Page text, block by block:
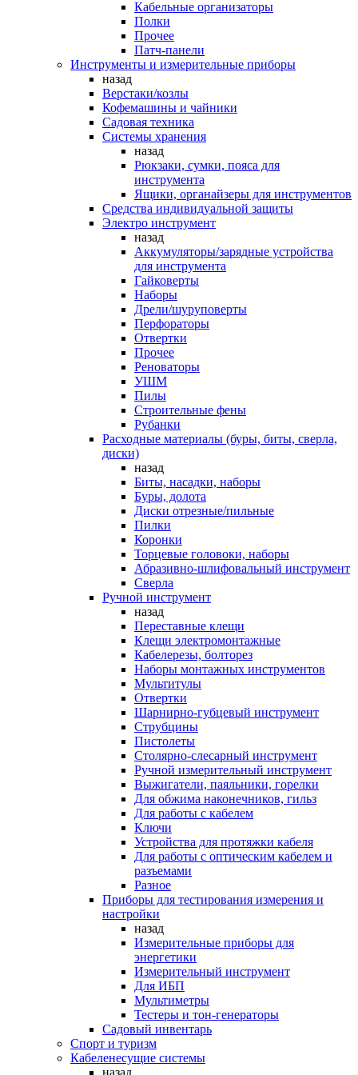
Кабельные организаторы
Полки
Прочее
Патч-панели
Инструменты и измерительные приборы
назад
Верстаки/козлы
Кофемашины и чайники
Садовая техника
Системы хранения
назад
Рюкзаки, сумки, пояса для
инструмента
Ящики, органайзеры для инструментов
Средства индивидуальной защиты
Электро инструмент
назад
Аккумуляторы/зарядные устройства
для инструмента
Гайковерты
Наборы
Дрели/шуруповерты
Перфораторы
Отвертки
Прочее
Реноваторы
УШМ
Пилы
Строительные фены
Рубанки
Расходные материалы (буры, биты, сверла,
диски)
назад
Биты, насадки, наборы
Буры, долота
Диски отрезные/пильные
Пилки
Коронки
Торцевые головоки, наборы
Абразивно-шлифовальный инструмент
Сверла
Ручной инструмент
назад
Переставные клещи
Клещи электромонтажные
Кабелерезы, болторез
Наборы монтажных инструментов
Мультитулы
Отвертки
Шарнирно-губцевый инструмент
Струбцины
Пистолеты
Столярно-слесарный инструмент
Ручной измерительный инструмент
Выжигатели, паяльники, горелки
Для обжима наконечников, гильз
Для работы с кабелем
Ключи
Устройства для протяжки кабеля
Для работы с оптическим кабелем и
разъемами
Разное
Приборы для тестирования измерения и
настройки
назад
Измерительные приборы для
энергетики
Измерительный инструмент
Для ИБП
Мультиметры
Тестеры и тон-генераторы
Садовый инвентарь
Спорт и туризм
Кабеленесущие системы
назад